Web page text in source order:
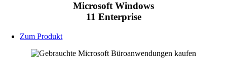
Microsoft Windows
11 Enterprise
Zum Produkt